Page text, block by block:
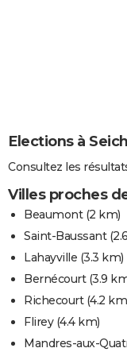
Elections à
Consultez les
Villes proches
Beaumont(2 km)
Saint-Baussant
Lahayville (3.3 km)
Bernécourt(3.9
Richecourt(4.2
Flirey(4.4 km)
Mandres-aux-